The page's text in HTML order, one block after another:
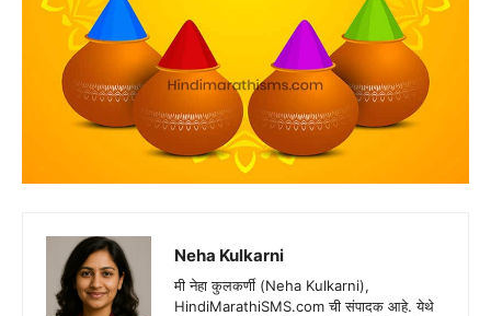
Neha Kulkarni
मी नेहा कुलकर्णी (Neha Kulkarni),
HindiMarathiSMS.com ची संपादक आहे. येथे